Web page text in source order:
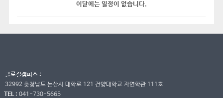
이달에는 일정이 없습니다.
글로컬캠퍼스 :
32992 충청남도 논산시 대학로 121 건양대학교 자연학관 111호
TEL : 041-730-5665